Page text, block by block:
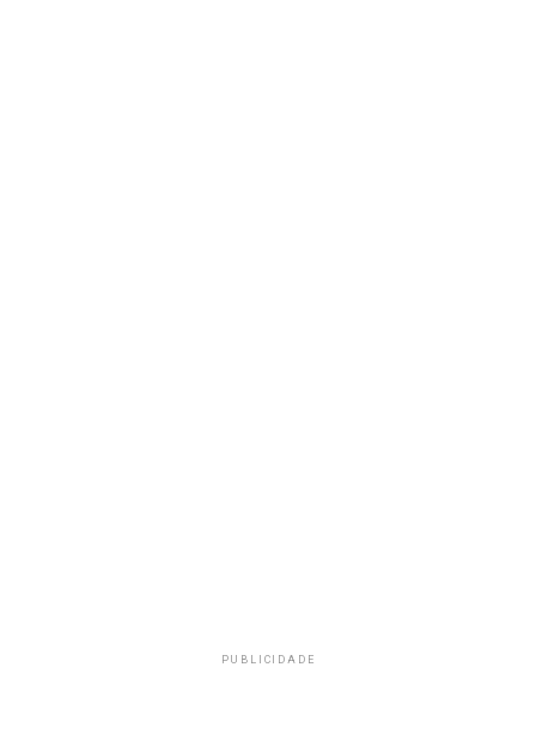
PUBLICIDADE